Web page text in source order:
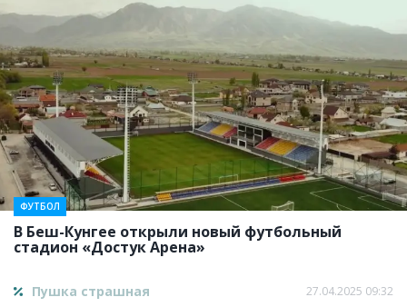
В Беш-Кунгее открыли новый футбольный
стадион «Достук Арена»
ФУТБОЛ
Пушка страшная 27.04.2025 09:32